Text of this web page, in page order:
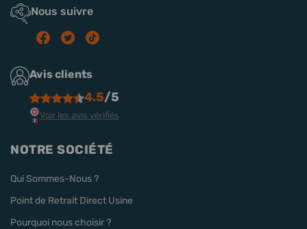
Nous suivre
Avis clients
4.5/5
Voir les avis vérifiés
NOTRE SOCIÉTÉ
Qui Sommes-Nous ?
Point de Retrait Direct Usine
Pourquoi nous choisir ?